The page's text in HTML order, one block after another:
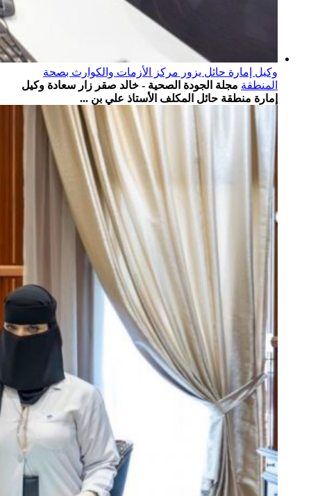
وكيل إمارة حائل يزور مركز الأزمات والكوارث بصحة
المنطقة مجلة الجودة الصحية - خالد صقر زار سعادة وكيل
إمارة منطقة حائل المكلف الأستاذ علي بن ...